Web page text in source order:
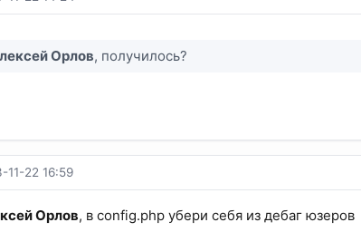
Орлов, получилось?
11-22 16:59
Орлов, в config.php убери себя из дебаг юзеров